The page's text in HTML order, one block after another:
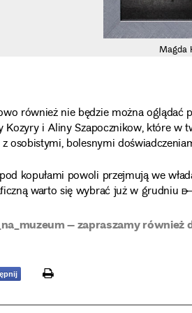
Magda
również nie będzie można oglądać
Kozyry i Aliny Szapocznikow, które w
osobistymi, bolesnymi
kopułami powoli przejmują we
warto się wybrać już w grudniu
– zapraszamy
print